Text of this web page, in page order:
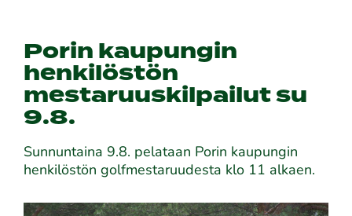
Porin kaupungin
henkilöstön
mestaruuskilpailut su
9.8.
Sunnuntaina 9.8. pelataan Porin kaupungin
henkilöstön golfmestaruudesta klo 11 alkaen.